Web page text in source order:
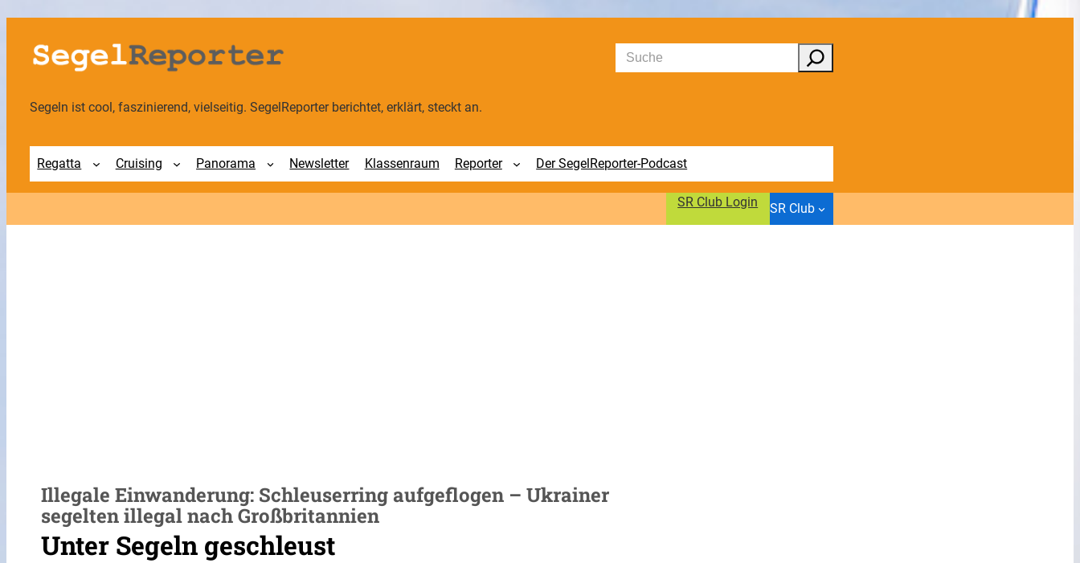
Zum
Inhalt
springen
Suchen
Segeln ist cool, faszinierend, vielseitig. SegelReporter berichtet, erklärt, steckt an.
Regatta Cruising Panorama Newsletter Klassenraum Reporter Der SegelReporter-Podcast
SR Club Login SR Club
Illegale Einwanderung: Schleuserring aufgeflogen – Ukrainer
segelten illegal nach Großbritannien
Unter Segeln geschleust